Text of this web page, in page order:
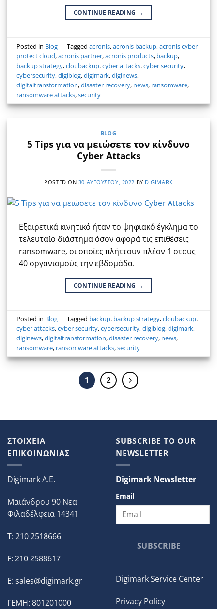
CONTINUE READING →
Posted in Blog | Taggedacronis,acronis backup,acronis cyber
protect cloud,acronis partner,acronis products, backup,
backup strategy,cloubackup,cyber attacks,cyber security,
cybersecurity,digiblog,digimark,diginews,
digitaltransformation,disaster recovery, news, ransomware,
ransomware attacks,security
BLOG
5 Tips για να μειώσετε τον κίνδυνο
Cyber Attacks
POSTED ON 30 ΑΥΓΟΎΣΤΟΥ, 2022 BY DIGIMARK
Εξαιρετικά κινητικό ήταν το ψηφιακό έγκλημα το
τελευταίο διάστημα όσον αφορά τις επιθέσεις
ransomware, οι οποίες πλήττουν πλέον 1 στους
40 οργανισμούς την εβδομάδα.
CONTINUE READING →
Posted in Blog | Tagged backup, backup strategy,cloubackup,
cyber attacks,cyber security,cybersecurity,digiblog,digimark,
diginews,digitaltransformation,disaster recovery, news,
ransomware, ransomware attacks,security
1 2
ΣΤΟΙΧΕΙΑ
ΕΠΙΚΟΙΝΩΝΙΑΣ
Digimark A.E.
Μαιάνδρου 90 Νεα
Φιλαδέλφεια 14341
T: 210 2518666
F: 210 2588617
E: sales@digimark.gr
ΓΕΜΗ: 801201000
SUBSCRIBE TO OUR
NEWSLETTER
Digimark Newsletter
Email
SUBSCRIBE
Digimark Service Center
Privacy Policy